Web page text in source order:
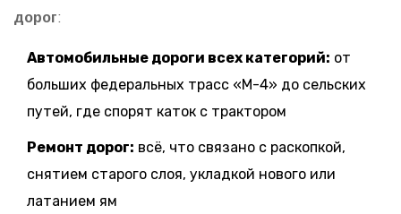
дорог:
Автомобильные дороги всех категорий: от
больших федеральных трасс «М-4» до сельских
путей, где спорят каток с трактором
Ремонт дорог: всё, что связано с раскопкой,
снятием старого слоя, укладкой нового или
латанием ям